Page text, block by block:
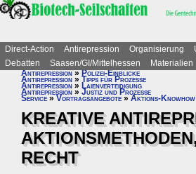
Direct-Action Antirepression Organisierung
Debatten
Saasen/GI/Mittelhessen Materialien
Antirepression»Polizei-Einblicke
Antirepression » Tipps für Prozesse
Antirepression » Laienverteidigung
Antirepression » Justiz und Prozesse
Service » Vortragsangebote » Aktions-Knowhow
KREATIVE
RECHT